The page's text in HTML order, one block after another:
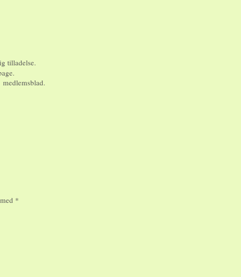
tilladelse.
*